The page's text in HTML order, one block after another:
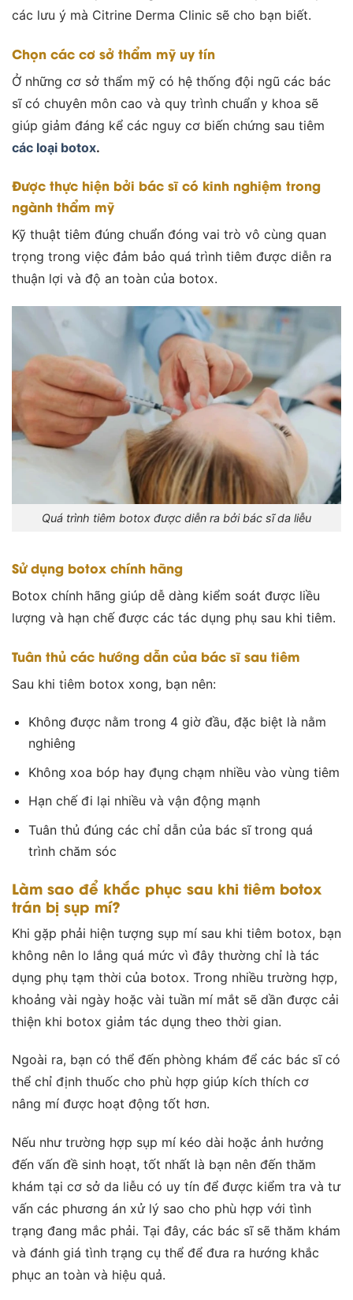
các lưu ý mà Citrine Derma Clinic sẽ cho bạn biết.
Chọn các cơ sở thẩm mỹ uy tín
Ở những cơ sở thẩm mỹ có hệ thống đội ngũ các bác
sĩ có chuyên môn cao và quy trình chuẩn y khoa sẽ
giúp giảm đáng kể các nguy cơ biến chứng sau tiêm
các loại botox.
Được thực hiện bởi bác sĩ có kinh nghiệm trong
ngành thẩm mỹ
Kỹ thuật tiêm đúng chuẩn đóng vai trò vô cùng quan
trọng trong việc đảm bảo quá trình tiêm được diễn ra
thuận lợi và độ an toàn của botox.
Quá trình tiêm botox được diễn ra bởi bác sĩ da liễu
Sử dụng botox chính hãng
Botox chính hãng giúp dễ dàng kiểm soát được liều
lượng và hạn chế được các tác dụng phụ sau khi tiêm.
Tuân thủ các hướng dẫn của bác sĩ sau tiêm
Sau khi tiêm botox xong, bạn nên:
Không được nằm trong 4 giờ đầu, đặc biệt là nằm
nghiêng
Không xoa bóp hay đụng chạm nhiều vào vùng tiêm
Hạn chế đi lại nhiều và vận động mạnh
Tuân thủ đúng các chỉ dẫn của bác sĩ trong quá
trình chăm sóc
Làm sao để khắc phục sau khi tiêm botox
trán bị sụp mí?
Khi gặp phải hiện tượng sụp mí sau khi tiêm botox, bạn
không nên lo lắng quá mức vì đây thường chỉ là tác
dụng phụ tạm thời của botox. Trong nhiều trường hợp,
khoảng vài ngày hoặc vài tuần mí mắt sẽ dần được cải
thiện khi botox giảm tác dụng theo thời gian.
Ngoài ra, bạn có thể đến phòng khám để các bác sĩ có
thể chỉ định thuốc cho phù hợp giúp kích thích cơ
nâng mí được hoạt động tốt hơn.
Nếu như trường hợp sụp mí kéo dài hoặc ảnh hưởng
đến vấn đề sinh hoạt, tốt nhất là bạn nên đến thăm
khám tại cơ sở da liễu có uy tín để được kiểm tra và tư
vấn các phương án xử lý sao cho phù hợp với tình
trạng đang mắc phải. Tại đây, các bác sĩ sẽ thăm khám
và đánh giá tình trạng cụ thể để đưa ra hướng khắc
phục an toàn và hiệu quả.